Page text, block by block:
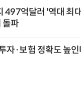
497억달러 '역대 최
돌파
자·보험 정확도 높